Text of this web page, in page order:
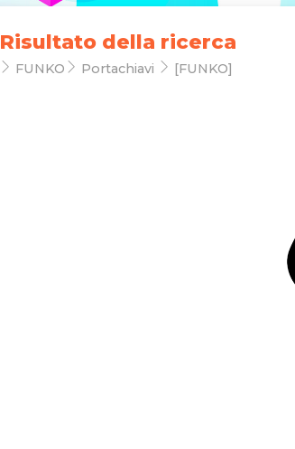
Risultato della ricerca
FUNKO Portachiavi [FUNKO]